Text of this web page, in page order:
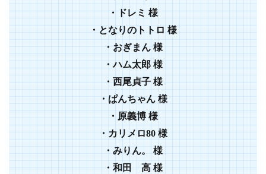
・ドレミ様
・となりのトトロ 様
・おぎまん 様
・ハム太郎 様
・西尾貞子様
・ぱんちゃん様
・原義博様
・カリメロ80 様
・ みりん。
様
・和田 高様